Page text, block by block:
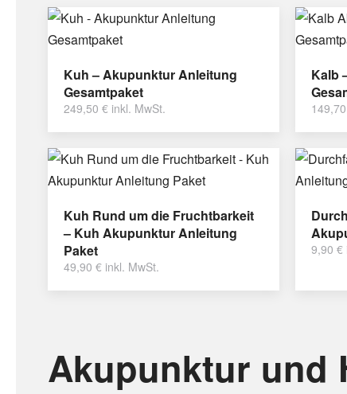
Kuh – Akupunktur Anleitung
Gesamtpaket
249,50 € inkl. MwSt.
Kalb
149,70
Kuh Rund um die Fruchtbarkeit
– Kuh Akupunktur Anleitung
Paket
49,90 € inkl. MwSt.
9,90 €
Akupunktur und